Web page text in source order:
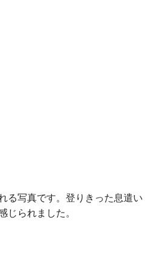
る写真です。登りきった息遣い
じられました。